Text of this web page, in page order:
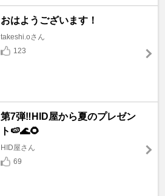
おはようございます！
takeshi.oさん
123
第7弾‼️HID屋から夏のプレゼン
ト🍉🌊🌻
HID屋さん
69